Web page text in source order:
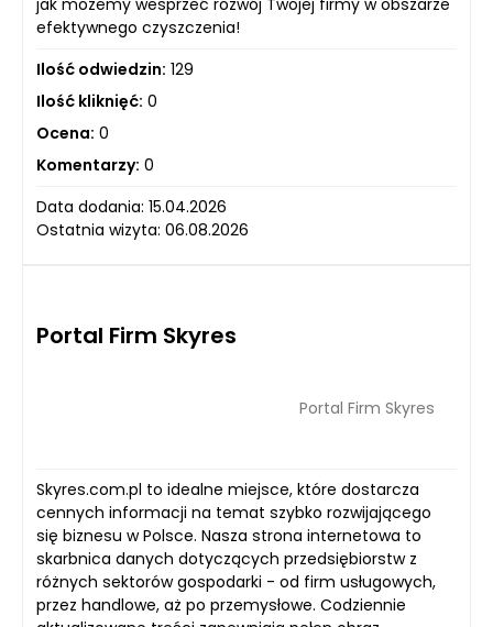
jak możemy wesprzeć rozwój Twojej firmy w obszarze
efektywnego czyszczenia!
Ilość odwiedzin: 129
Ilość kliknięć: 0
Ocena: 0
Komentarzy: 0
Data dodania: 15.04.2026
Ostatnia wizyta: 06.08.2026
Portal Firm Skyres
Portal Firm Skyres
Skyres.com.pl to idealne miejsce, które dostarcza
cennych informacji na temat szybko rozwijającego
się biznesu w Polsce. Nasza strona internetowa to
skarbnica danych dotyczących przedsiębiorstw z
różnych sektorów gospodarki - od firm usługowych,
przez handlowe, aż po przemysłowe. Codziennie